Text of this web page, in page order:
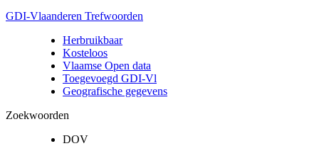
GDI-Vlaanderen Trefwoorden
Herbruikbaar
Kosteloos
Vlaamse Open data
Toegevoegd GDI-Vl
Geografische gegevens
Zoekwoorden
DOV